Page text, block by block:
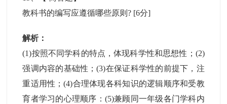
教科书的编写应遵循哪些原则? [6分]
解析：
(1)按照不同学科的特点，体现科学性和思想性；(2)
强调内容的基础性；(3)在保证科学性的前提下，注
重适用性；(4)合理体现各科知识的逻辑顺序和受教
育者学习的心理顺序：(5)兼顾同一年级各门学科内